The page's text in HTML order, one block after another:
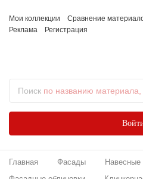
Мои коллекции Сравнение
Реклама
Регистрация
Поиск по названию материала,
Главная Фасады